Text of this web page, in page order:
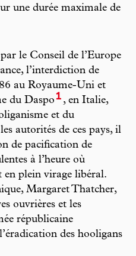
une durée maximale de
par le Conseil de l’Europe
l’interdiction de
au Royaume-Uni et
du Daspo1 , en Italie,
et du
autorités de ces pays, il
de pacification de
à l’heure où
en plein virage libéral.
Margaret Thatcher,
ouvrières et les
républicaine
des hooligans